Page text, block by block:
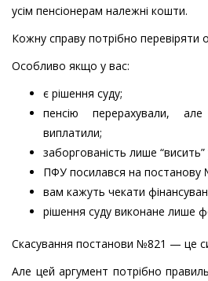
усім пенсіонерам належні кошти.
Кожну справу потрібно перевіряти
Особливо якщо у вас:
є рішення суду;
пенсію перерахували,
виплатили;
заборгованість лише “висить”
ПФУ посилався на постанову
вам кажуть чекати
рішення суду виконане лише
Скасування постанови №821 — це
Але цей аргумент потрібно